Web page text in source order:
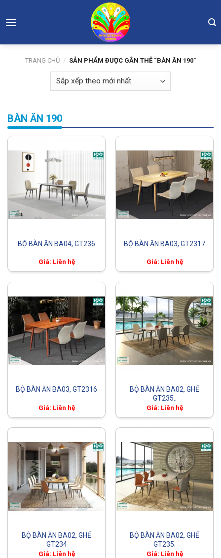
to
TRANG CHỦ / SẢN PHẨM ĐƯỢC GẮN THẺ “BÀN ĂN 190”
BÀN ĂN 190
BỘ BÀN ĂN BA04, GT236
Giá: Liên hệ
BỘ BÀN ĂN BA03, GT2317
Giá: Liên hệ
BỘ BÀN ĂN BA03, GT2316
Giá: Liên hệ
BỘ BÀN ĂN BA02, GHẾ
GT235..
Giá: Liên hệ
BỘ BÀN ĂN BA02, GHẾ
GT234
Giá: Liên hệ
BỘ BÀN ĂN BA02, GHẾ
GT235.
Giá: Liên hệ